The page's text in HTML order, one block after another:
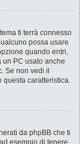
ti terrà connesso
possa usare
quando entri,
PC usato anche
Se non vedi il
questa caratteristica.
da phpBB che ti
esempio di tenere